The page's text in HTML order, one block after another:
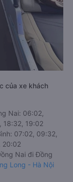
của xe khách
Nai: 06:02,
18:32, 19:02
07:02, 09:32,
20:02
Nai đi Đồng
Long - Hà Nội